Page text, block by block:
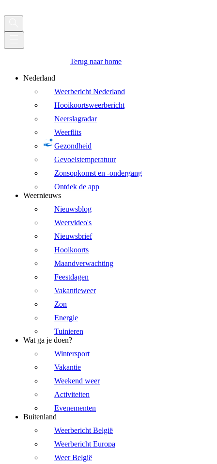
Terug naar home
Nederland
Weerbericht Nederland
Hooikoortsweerbericht
Neerslagradar
Weerflits
Gezondheid
Gevoelstemperatuur
Zonsopkomst en -ondergang
Ontdek de app
Weernieuws
Nieuwsblog
Weervideo's
Nieuwsbrief
Hooikoorts
Maandverwachting
Feestdagen
Vakantieweer
Zon
Energie
Tuinieren
Wat ga je doen?
Wintersport
Vakantie
Weekend weer
Activiteiten
Evenementen
Buitenland
Weerbericht België
Weerbericht Europa
Weer België